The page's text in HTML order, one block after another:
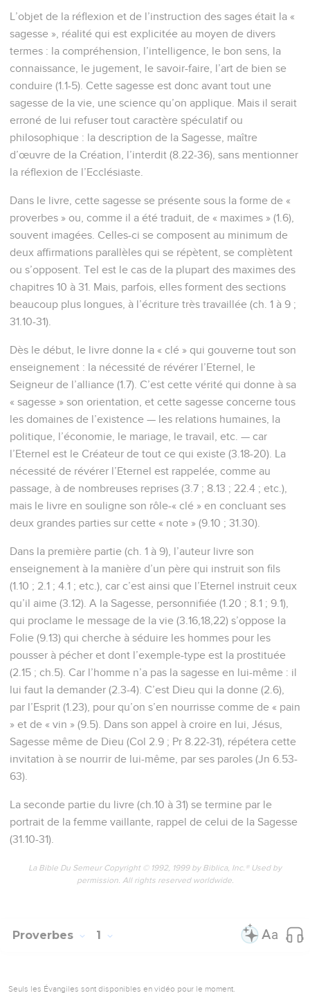
L’objet de la réflexion et de l’instruction des sages était la «
sagesse », réalité qui est explicitée au moyen de divers
termes : la compréhension, l’intelligence, le bon sens, la
connaissance, le jugement, le savoir-faire, l’art de bien se
conduire (1.1-5). Cette sagesse est donc avant tout une
sagesse de la vie, une science qu’on applique. Mais il serait
erroné de lui refuser tout caractère spéculatif ou
philosophique : la description de la Sagesse, maître
d’œuvre de la Création, l’interdit (8.22-36), sans mentionner
la réflexion de l’Ecclésiaste.
Dans le livre, cette sagesse se présente sous la forme de «
proverbes » ou, comme il a été traduit, de « maximes » (1.6),
souvent imagées. Celles-ci se composent au minimum de
deux affirmations parallèles qui se répètent, se complètent
ou s’opposent. Tel est le cas de la plupart des maximes des
chapitres 10 à 31. Mais, parfois, elles forment des sections
beaucoup plus longues, à l’écriture très travaillée (ch. 1 à 9 ;
31.10-31).
Dès le début, le livre donne la « clé » qui gouverne tout son
enseignement : la nécessité de révérer l’Eternel, le
Seigneur de l’alliance (1.7). C’est cette vérité qui donne à sa
« sagesse » son orientation, et cette sagesse concerne tous
les domaines de l’existence — les relations humaines, la
politique, l’économie, le mariage, le travail, etc. — car
l’Eternel est le Créateur de tout ce qui existe (3.18-20). La
nécessité de révérer l’Eternel est rappelée, comme au
passage, à de nombreuses reprises (3.7 ; 8.13 ; 22.4 ; etc.),
mais le livre en souligne son rôle-« clé » en concluant ses
deux grandes parties sur cette « note » (9.10 ; 31.30).
Dans la première partie (ch. 1 à 9), l’auteur livre son
enseignement à la manière d’un père qui instruit son fils
(1.10 ; 2.1 ; 4.1 ; etc.), car c’est ainsi que l’Eternel instruit ceux
qu’il aime (3.12). A la Sagesse, personnifiée (1.20 ; 8.1 ; 9.1),
qui proclame le message de la vie (3.16,18,22) s’oppose la
Folie (9.13) qui cherche à séduire les hommes pour les
pousser à pécher et dont l’exemple-type est la prostituée
(2.15 ; ch.5). Car l’homme n’a pas la sagesse en lui-même : il
lui faut la demander (2.3-4). C’est Dieu qui la donne (2.6),
par l’Esprit (1.23), pour qu’on s’en nourrisse comme de « pain
» et de « vin » (9.5). Dans son appel à croire en lui, Jésus,
Sagesse même de Dieu (Col 2.9 ; Pr 8.22-31), répétera cette
invitation à se nourrir de lui-même, par ses paroles (Jn 6.53-
63).
La seconde partie du livre (ch.10 à 31) se termine par le
portrait de la femme vaillante, rappel de celui de la Sagesse
(31.10-31).
La Bible Du Semeur Copyright © 1992, 1999 by Biblica, Inc.® Used by
permission. All rights reserved worldwide.
Proverbes 1
Seuls les Évangiles sont disponibles en vidéo pour le moment.